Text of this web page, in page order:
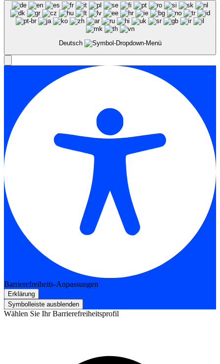
Deutsch
Barrierefreiheits-Anpassungen
Erklärung
Symbolleiste ausblenden
Wählen Sie Ihr Barrierefreiheitsprofil